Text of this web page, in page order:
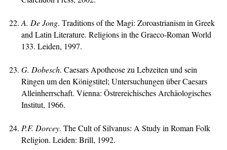
A. De Jong. Тraditions of the Magi: Zoroastrianism in Greek
and Latin Literature. Religions in the Graeco-Roman World
133. Leiden, 1997.
G. Dobesch. Caesars Apotheose zu Lebzeiten und sein
Ringen um den Königstitel; Untersuchungen über Caesars
Alleinherrschaft. Vienna: Östrereichisches Archäologisches
Institut, 1966.
P.F. Dorcey. The Cult of Silvanus: A Study in Roman Folk
Religion. Leiden: Brill, 1992.